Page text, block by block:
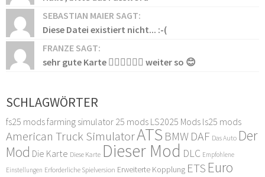
SEBASTIAN MAIER SAGT:
Diese Datei existiert nicht... :-(
FRANZE SAGT:
sehr gute Karte 👍🏻👍🏻👍🏻 weiter so 😊
SCHLAGWÖRTER
fs25 modsfarming simulator 25 mods LS2025 Mods ls25 mods
American Truck SimulatorATS BMW DAF Das Auto Der
Mod Die Karte Diese Karte Dieser Mod DLC Empfohlene
Einstellungen Erforderliche Spielversion Erweiterte Kopplung ETS Euro